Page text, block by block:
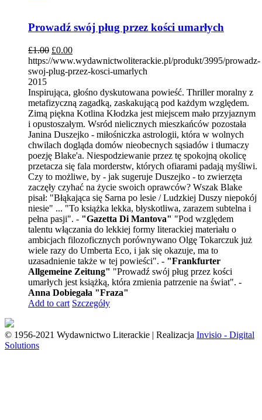
Prowadź swój pług przez kości umarłych
£1.00 £0.00
https://www.wydawnictwoliterackie.pl/produkt/3995/prowadz-
swoj-plug-przez-kosci-umarlych
2015
Inspirująca, głośno dyskutowana powieść. Thriller moralny z
metafizyczną zagadką, zaskakującą pod każdym względem.
Zimą piękna Kotlina Kłodzka jest miejscem mało przyjaznym
i opustoszałym. Wsród nielicznych mieszkańców pozostała
Janina Duszejko - miłośniczka astrologii, która w wolnych
chwilach dogląda domów nieobecnych sąsiadów i tłumaczy
poezję Blake'a. Niespodziewanie przez tę spokojną okolicę
przetacza się fala morderstw, których ofiarami padają myśliwi.
Czy to możliwe, by - jak sugeruje Duszejko - to zwierzęta
zaczęły czyhać na życie swoich oprawców? Wszak Blake
pisał: "Błąkająca się Sarna po lesie / Ludzkiej Duszy niepokój
niesie" ... "To książka lekka, błyskotliwa, zarazem subtelna i
pełna pasji". - "Gazetta Di Mantova" "Pod względem
talentu włączania do lekkiej formy literackiej materiału o
ambicjach filozoficznych porównywano Olgę Tokarczuk już
wiele razy do Umberta Eco, i jak się okazuje, ma to
uzasadnienie także w tej powieści". - "Frankfurter
Allgemeine Zeitung" "Prowadź swój pług przez kości
umarłych jest książką, która zmienia patrzenie na świat". -
Anna Dobiegała "Fraza"
Add to cart Szczegóły
© 1956-2021 Wydawnictwo Literackie | Realizacja Invisio - Digital
Solutions